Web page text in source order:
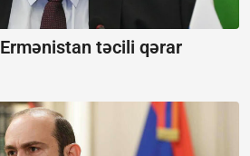
Ermənistan təcili qərar